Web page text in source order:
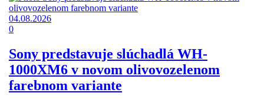
04.08.2026
0
Sony predstavuje slúchadlá WH-
1000XM6 v novom olivovozelenom
farebnom variante